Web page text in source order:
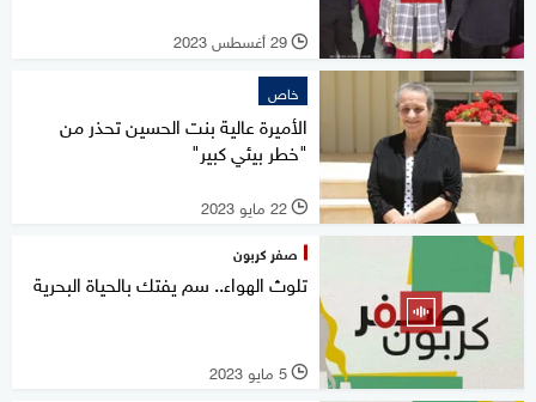
l 29 أغسطس 2023
خاص
الأميرة عالية بنت الحسين تحذر من
"خطر بيئي كبير"
l 22 مايو 2023
صفر كربون
تلوث الهواء.. سم يفتك بالحياة البحرية
l 5 مايو 2023